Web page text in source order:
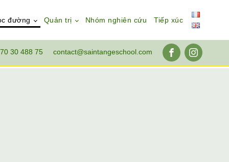
đường Quản trị Nhóm nghiên cứu Tiếp xúc
30 488 75 contact@saintangeschool.com